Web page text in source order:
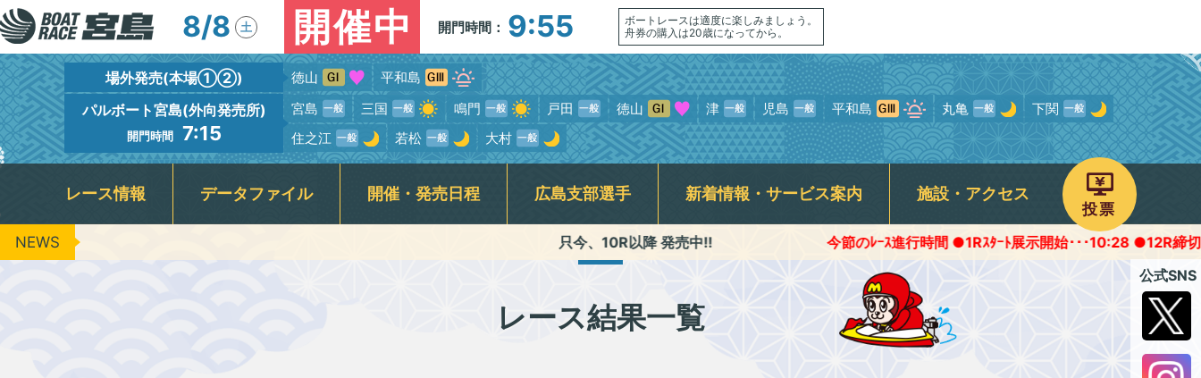
8/8 土 開催中 開門時間： 9:55
ボートレースは適度に楽しみましょう。
舟券の購入は20歳になってから。
場外発売(本場①②) 徳山 平和島
パルボート宮島(外向発売所)
開門時間 7:15
宮島 三国 鳴門 戸田 徳山 津 児島 平和島 丸亀
下関
住之江
若松 大村
レース情報
出場予定選手一覧 レース展望
モーターボート抽選結果・
予選得点率ランキング
専属記者レース展望動画・
優出選手インタビュー動画
無料専門予想紙 フォトギャラリー
データファイル
競走水面・進入コース別情報 賞金ランキング
開催・発売日程
宮島本場＆PALBOAT宮島 BTS尾道
広島支部選手
広島支部選手一覧 広島支部選手優勝情報 スター候補選手・新人選手紹介 広島支部日記動画 モンタチャンネル
新着情報・サービス案内
新着情報 場内イベント 公式YouTube番組配信予定 各種キャンペーン
宮島オリジナルグッズ
横断幕について
パノラマムービー
3Fくつろぎルームご利用案内&開放予定日
ギャンブル依存症関連
施設・アクセス
フロアガイド グルメガイド 指定席発売状況(当日) 交通アクセス 専用駐車場
ROKU宮島
投票
NEWS
只今、10R以降 発売中!! 今節のﾚｰｽ進行時間 ●1Rｽﾀｰﾄ展示開始･･･10:28 ●12R締切予定･･･
レース結果一覧
公式SNS